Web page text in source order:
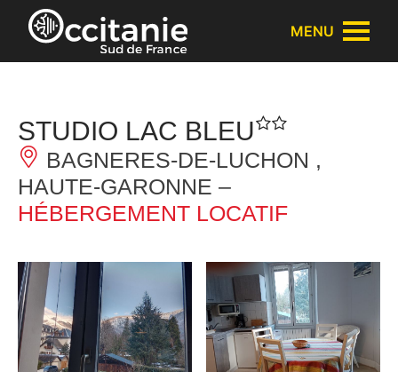
Panneau de gestion des cookies
MENU
STUDIO LAC BLEU
BAGNERES-DE-LUCHON ,
HAUTE-GARONNE –
HÉBERGEMENT LOCATIF